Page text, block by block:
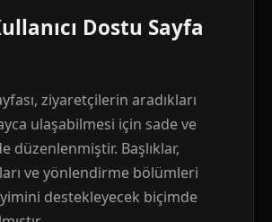
Dostu Sayfa
ziyaretçilerin aradıkları
ulaşabilmesi için sade ve
düzenlenmiştir. Başlıklar,
ve yönlendirme bölümleri
destekleyecek biçimde